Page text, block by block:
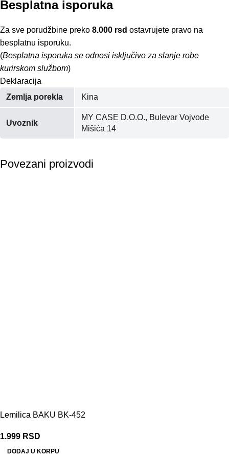
Besplatna isporuka
Za sve porudžbine preko 8.000 rsd ostavrujete pravo na
besplatnu isporuku.
(Besplatna isporuka se odnosi isključivo za slanje robe
kurirskom službom)
Deklaracija
Zemlja porekla
Kina
Uvoznik
MY CASE D.O.O., Bulevar Vojvode
Mišića 14
Povezani proizvodi
Lemilica BAKU BK-452
1.999 RSD
DODAJ U KORPU